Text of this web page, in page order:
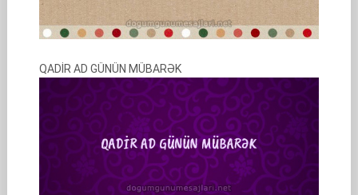
QADİR AD GÜNÜN MÜBARƏK